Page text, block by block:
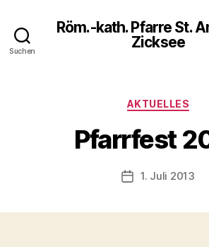
Suchen
Röm.-kath. Pfarre St.
Zicksee
AKTUELLES
Pfarrfest
1. Juli 2013